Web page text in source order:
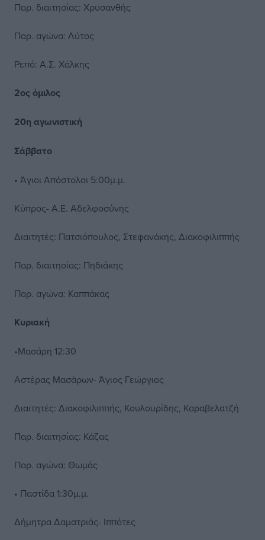
Παρ. διαιτησίας: Χρυσανθής
Παρ. αγώνα: Λύτος
Ρεπό: Α.Σ. Χάλκης
2ος όμιλος
20η αγωνιστική
Σάββατο
• Άγιοι Απόστολοι 5:00μ.μ.
Κύπρος- Α.Ε. Αδελφοσύνης
Διαιτητές: Πατσιόπουλος, Στεφανάκης, Διακοφιλιππής
Παρ. διαιτησίας: Πηδιάκης
Παρ. αγώνα: Καππάκας
Κυριακή
•Μασάρη 12:30
Αστέρας Μασάρων- Άγιος Γεώργιος
Διαιτητές: Διακοφιλιππής, Κουλουρίδης, Καραβελατζή
Παρ. διαιτησίας: Κάζας
Παρ. αγώνα: Θωμάς
• Παστίδα 1:30μ.μ.
Δήμητρα Δαματριάς- Ιππότες